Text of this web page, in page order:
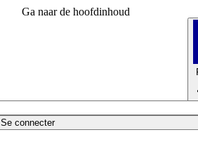
Ga naar de hoofdinhoud
Se connecter